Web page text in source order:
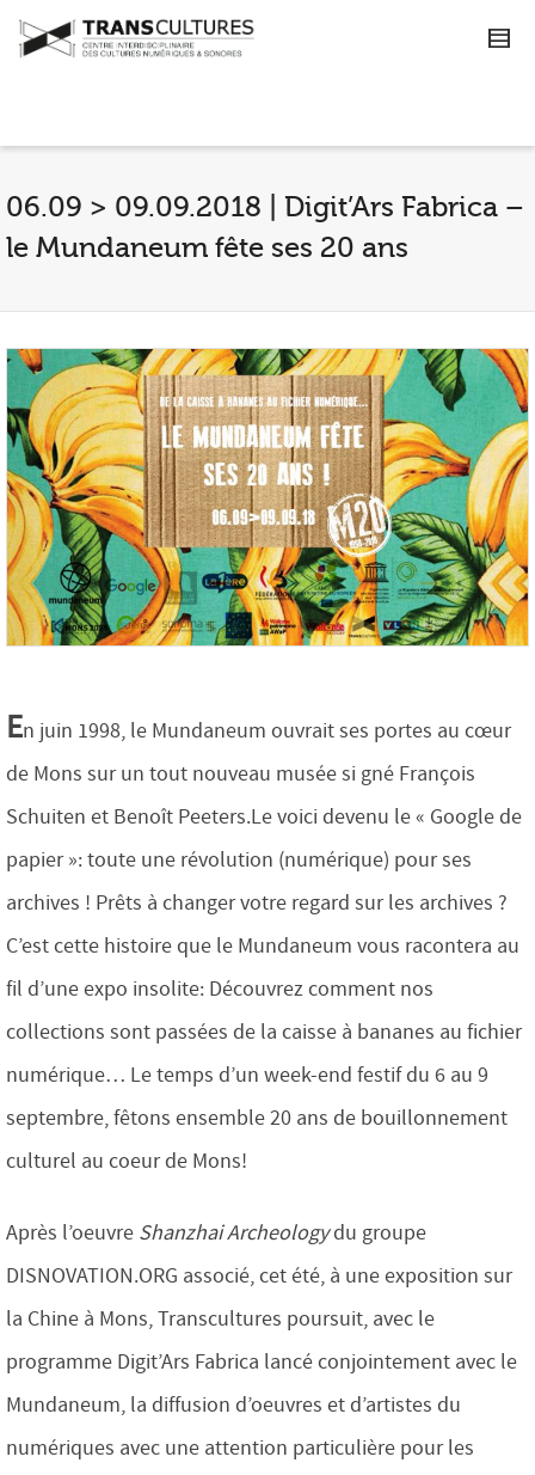
06.09 > 09.09.2018 | Digit’Ars Fabrica –
le Mundaneum fête ses 20 ans
En juin 1998, le Mundaneum ouvrait ses portes au cœur
de Mons sur un tout nouveau musée si gné François
Schuiten et Benoît Peeters.Le voici devenu le « Google de
papier »: toute une révolution (numérique) pour ses
archives ! Prêts à changer votre regard sur les archives ?
C’est cette histoire que le Mundaneum vous racontera au
fil d’une expo insolite: Découvrez comment nos
collections sont passées de la caisse à bananes au fichier
numérique… Le temps d’un week-end festif du 6 au 9
septembre, fêtons ensemble 20 ans de bouillonnement
culturel au coeur de Mons!
Après l’oeuvre Shanzhai Archeologydu groupe
DISNOVATION.ORG associé, cet été, à une exposition sur
la Chine à Mons, Transcultures poursuit, avec le
programme Digit’Ars Fabrica lancé conjointement avec le
Mundaneum, la diffusion d’oeuvres et d’artistes du
numériques avec une attention particulière pour les